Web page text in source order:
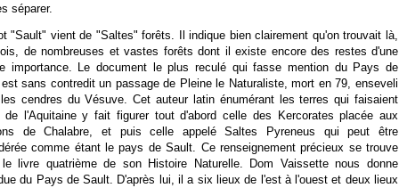
séparer.
"Sault" vient de "Saltes" forêts. Il indique bien clairement qu'on trouvait là,
de nombreuses et vastes forêts dont il existe encore des restes d'une
importance. Le document le plus reculé qui fasse mention du Pays de
sans contredit un passage de Pleine le Naturaliste, mort en 79, enseveli
cendres du Vésuve. Cet auteur latin énumérant les terres qui faisaient
de l'Aquitaine y fait figurer tout d'abord celle des Kercorates placée aux
de Chalabre, et puis celle appelé Saltes Pyreneus qui peut être
comme étant le pays de Sault. Ce renseignement précieux se trouve
livre quatrième de son Histoire Naturelle. Dom Vaissette nous donne
du Pays de Sault. D'après lui, il a six lieux de l'est à l'ouest et deux lieux